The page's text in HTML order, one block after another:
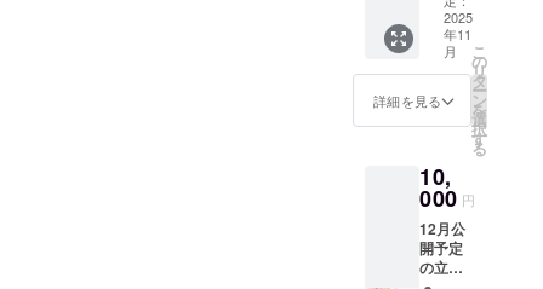
・商品
サイ
ズ：直
径
32mm
使った
スマー
トフォ
ン用待
ち受け
絵を
使った
ジ
Live2d
の立ち
で使え
るアイ
コンリ
ング、
ヘッ
ダー
ファミ
リー
マート
で印刷
できる
ネット
2025
年11
月
詳細を見る
こ
の
リ
タ
ー
ン
を
選
択
す
る
10,
000 円
12月公
開予定
の立ち